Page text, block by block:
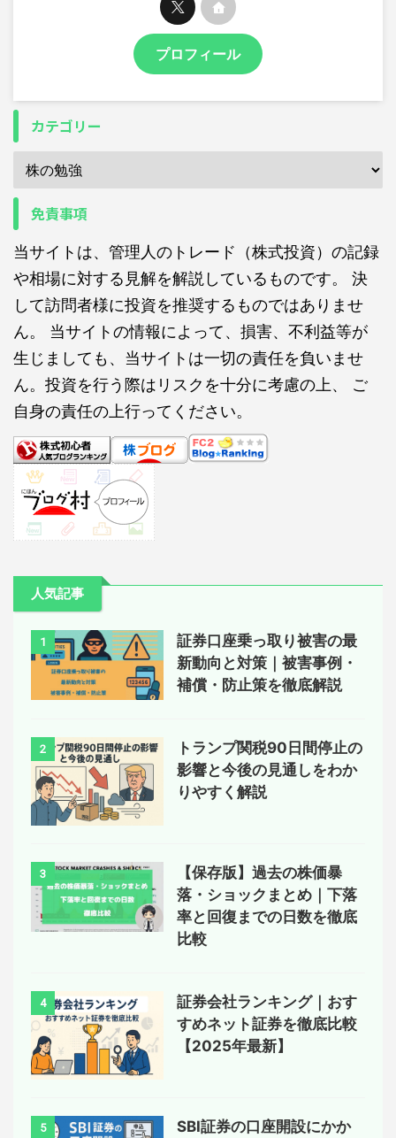
プロフィール
カテゴリー
免責事項
当サイトは、管理人のトレード（株式投資）の記録
や相場に対する見解を解説しているものです。 決
して訪問者様に投資を推奨するものではありませ
ん。 当サイトの情報によって、損害、不利益等が
生じましても、当サイトは一切の責任を負いませ
ん。投資を行う際はリスクを十分に考慮の上、 ご
自身の責任の上行ってください。
人気記事
1
証券口座乗っ取り被害の最
新動向と対策｜被害事例・
補償・防止策を徹底解説
2
トランプ関税90日間停止の
影響と今後の見通しをわか
りやすく解説
3
【保存版】過去の株価暴
落・ショックまとめ｜下落
率と回復までの日数を徹底
比較
4
証券会社ランキング｜おす
すめネット証券を徹底比較
【2025年最新】
5 SBI証券の口座開設にかか